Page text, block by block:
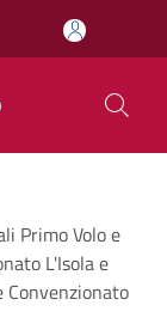
Primo Volo e
L'Isola e
Convenzionato